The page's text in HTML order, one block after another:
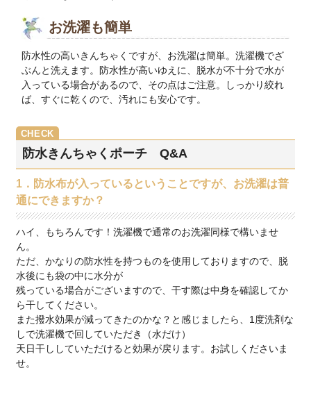
お洗濯も簡単
防水性の高いきんちゃくですが、お洗濯は簡単。洗濯機でざ
ぶんと洗えます。防水性が高いゆえに、脱水が不十分で水が
入っている場合があるので、その点はご注意。しっかり絞れ
ば、すぐに乾くので、汚れにも安心です。
防水きんちゃくポーチ Q&A
1．防水布が入っているということですが、お洗濯は普
通にできますか？
ハイ、もちろんです！洗濯機で通常のお洗濯同様で構いませ
ん。
ただ、かなりの防水性を持つものを使用しておりますので、脱
水後にも袋の中に水分が
残っている場合がございますので、干す際は中身を確認してか
ら干してください。
また撥水効果が減ってきたのかな？と感じましたら、1度洗剤な
しで洗濯機で回していただき（水だけ）
天日干ししていただけると効果が戻ります。お試しくださいま
せ。